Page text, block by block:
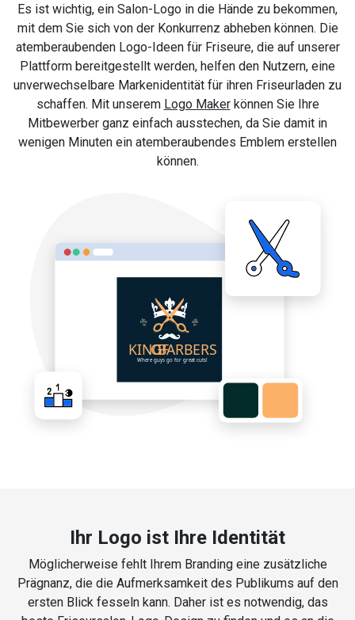
Es ist wichtig, ein Salon-Logo in die Hände zu bekommen,
mit dem Sie sich von der Konkurrenz abheben können. Die
atemberaubenden Logo-Ideen für Friseure, die auf unserer
Plattform bereitgestellt werden, helfen den Nutzern, eine
unverwechselbare Markenidentität für ihren Friseurladen zu
schaffen. Mit unserem Logo Makerkönnen Sie Ihre
Mitbewerber ganz einfach ausstechen, da Sie damit in
wenigen Minuten ein atemberaubendes Emblem erstellen
können.
Ihr Logo ist Ihre Identität
Möglicherweise fehlt Ihrem Branding eine zusätzliche
Prägnanz, die die Aufmerksamkeit des Publikums auf den
ersten Blick fesseln kann. Daher ist es notwendig, das